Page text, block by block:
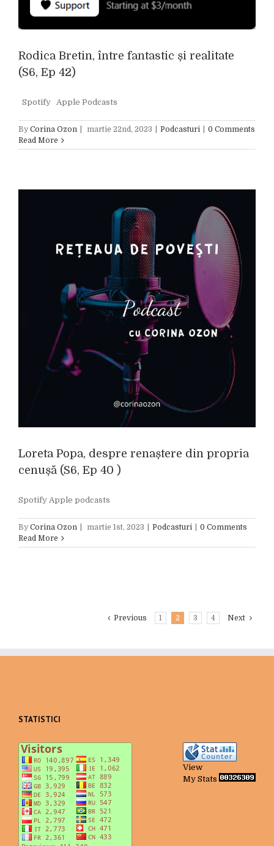
Rodica Bretin, între fantastic și realitate
(S6, Ep 42)
Spotify Apple Podcasts
By Corina Ozon martie 22nd, 2023 Podcasturi
0 Comments
Read More
Loreta Popa, despre renaștere din propria
cenușă (S6, Ep 40 )
Spotify Apple podcasts
By Corina Ozon martie 1st, 2023 Podcasturi
0 Comments
Read More
Previous 1 2 3 4 Next
STATISTICI
View
My Stats